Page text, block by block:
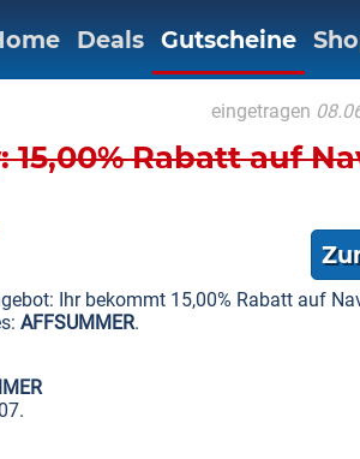
Deals Gutscheine
eingetragen
15,00% Rabatt auf
Ihr bekommt 15,00% Rabatt auf
AFFSUMMER.